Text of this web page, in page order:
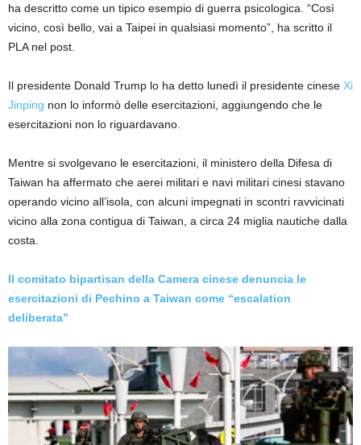
ha descritto come un tipico esempio di guerra psicologica. “Così
vicino, così bello, vai a Taipei in qualsiasi momento”, ha scritto il
PLA nel post.
Il presidente Donald Trump lo ha detto lunedì il presidente cinese Xi
Jinping non lo informò delle esercitazioni, aggiungendo che le
esercitazioni non lo riguardavano.
Mentre si svolgevano le esercitazioni, il ministero della Difesa di
Taiwan ha affermato che aerei militari e navi militari cinesi stavano
operando vicino all’isola, con alcuni impegnati in scontri ravvicinati
vicino alla zona contigua di Taiwan, a circa 24 miglia nautiche dalla
costa.
Il comitato bipartisan della Camera cinese denuncia le
esercitazioni di Pechino a Taiwan come “escalation
deliberata”